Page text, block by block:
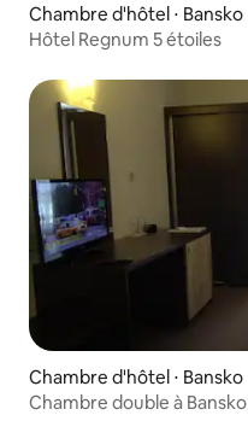
Chambre d'hôtel ⋅ Bansko
Hôtel Regnum 5 étoiles
Chambre d'hôtel ⋅ Bansko
Chambre double à Bansko